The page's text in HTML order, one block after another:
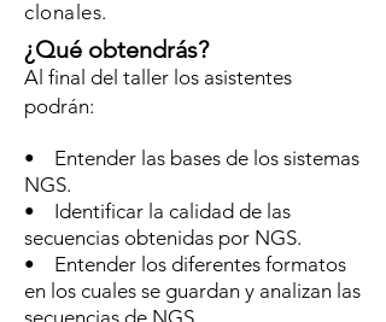
clonales.
¿Qué obtendrás?
Al final del taller los asistentes
podrán:
• Entender las bases de los sistemas
NGS.
• Identificar la calidad de las
secuencias obtenidas por NGS.
• Entender los diferentes formatos
en los cuales se guardan y analizan las
secuencias de NGS.